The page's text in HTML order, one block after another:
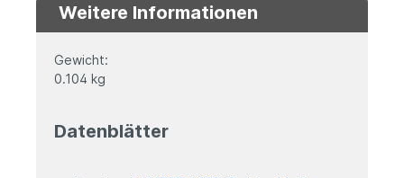
Weitere Informationen
Gewicht:
0.104 kg
Datenblätter